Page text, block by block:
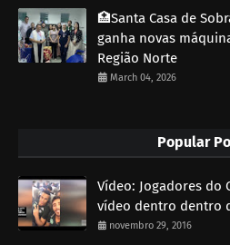
🏥Santa Casa de
ganha novas
Região Norte
March 04, 2026
Popular
Vídeo: Jogadores do
vídeo dentro dentro
novembro 29, 2016